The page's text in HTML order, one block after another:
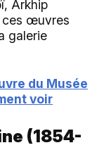
Arkhip
ces œuvres
galerie
du Musée
voir
(1854-